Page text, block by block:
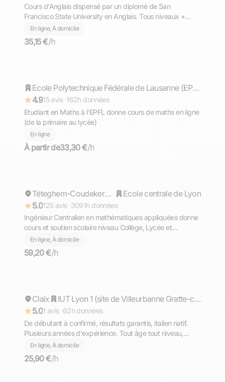
Cours d'Anglais dispensé par un diplomé de San
Francisco State University en Anglais. Tous niveaux +
TOEFL, TOEIC, GMAT
En ligne, À domicile
35,15 €/h
Répond rapidement
Ecole Polytechnique Fédérale de Lausanne (EPFL)
4.915 avis ·162h données
Etudiant en Maths à l'EPFL donne cours de maths en ligne
(de la primaire au lycée)
En ligne
À partir de33,30 €/h
Répond rapidement Téteghem-Coudekerque-Village
Ecole centrale de Lyon
5.0125 avis ·3091h données
Ingénieur Centralien en mathématiques appliquées donne
cours et soutien scolaire niveau Collège, Lycée et
Supérieur (prépa)
En ligne, À domicile
59,20 €/h
Répond rapidement
Claix
IUT Lyon 1 (site de Villeurbanne Gratte-ciel)
5.01 avis ·62h données
De débutant à confirmé, résultats garantis, italien natif.
Plusieurs années d'expérience. Tout âge tout niveau,
diplômé du Bac avec Option Internationale Italien,
l'équivalent de la Maturità (bac italien)
En ligne, À domicile
25,90 €/h